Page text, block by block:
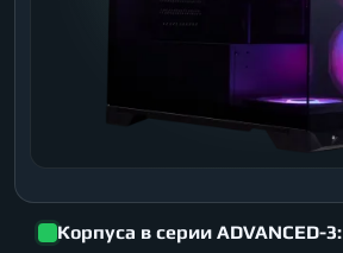
Корпуса в серии ADVANCED-3: